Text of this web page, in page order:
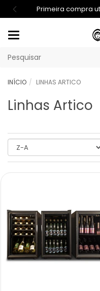
Primeira compra
INÍCIO LINHAS ARTICO
Linhas Artico